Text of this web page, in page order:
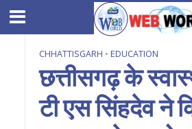
CHHATTISGARH • EDUCATION
छत्तीसगढ़ के
टी एस सिंहदेव ने